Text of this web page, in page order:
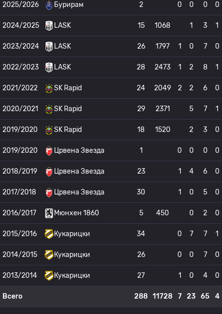
2025/2026 Бурирам 2 0 0 0 0
2024/2025 LASK 15 1068 1 3 1
2023/2024 LASK 26 1797 1 0 7 0
2022/2023 LASK 28 2473 1 2 8 1
2021/2022 SK Rapid 24 2049 2 2 6 0
2020/2021 SK Rapid 29 2371 5 7 1
2019/2020 SK Rapid 18 1520 2 3 0
2019/2020 Црвена Звезда 1 0 0 0 0
2018/2019 Црвена Звезда 23 1 4 6 0
2017/2018 Црвена Звезда 30 1 0 5 0
2016/2017 Мюнхен 1860 5 450 0 2 0
2015/2016 Кукарицки 34 0 7 7 1
2014/2015 Кукарицки 26 0 0 7 0
2013/2014 Кукарицки 27 1 0 4 0
Всего 288 11728 7 23 65 4